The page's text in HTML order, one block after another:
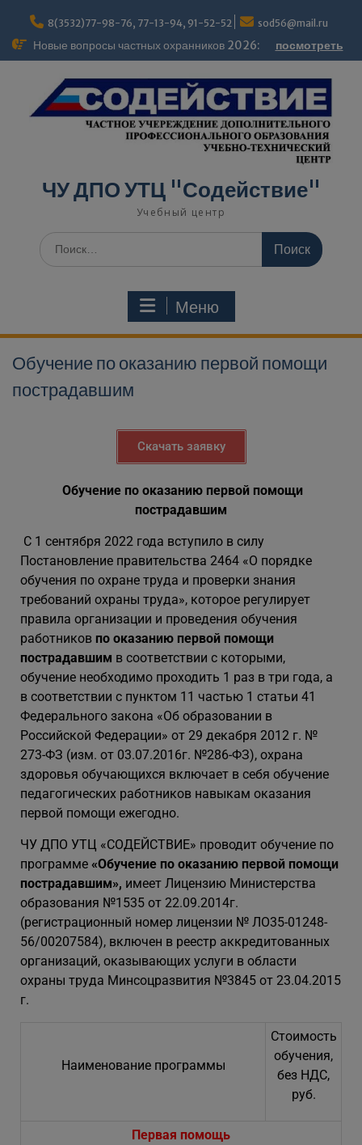
8(3532)77-98-76, 77-13-94, 91-52-52 sod56@mail.ru
Новые вопросы частных охранников 2026: посмотреть
ЧУ ДПО УТЦ "Содействие"
Учебный центр
Меню
Обучение по оказанию первой помощи
пострадавшим
Скачать заявку
Обучение по оказанию первой помощи
пострадавшим
С 1 сентября 2022 года вступило в силу
Постановление правительства 2464 «О порядке
обучения по охране труда и проверки знания
требований охраны труда», которое регулирует
правила организации и проведения обучения
работников по оказанию первой помощи
пострадавшим в соответствии с которыми,
обучение необходимо проходить 1 раз в три года, а
в соответствии с пунктом 11 частью 1 статьи 41
Федерального закона «Об образовании в
Российской Федерации» от 29 декабря 2012 г. №
273-ФЗ (изм. от 03.07.2016г. №286-ФЗ), охрана
здоровья обучающихся включает в себя обучение
педагогических работников навыкам оказания
первой помощи ежегодно.
ЧУ ДПО УТЦ «СОДЕЙСТВИЕ» проводит обучение по
программе «Обучение по оказанию первой помощи
пострадавшим», имеет Лицензию Министерства
образования №1535 от 22.09.2014г.
(регистрационный номер лицензии № ЛО35-01248-
56/00207584), включен в реестр аккредитованных
организаций, оказывающих услуги в области
охраны труда Минсоцразвития №3845 от 23.04.2015
г.
Наименование программы
Стоимость
обучения,
без НДС,
руб.
Первая помощь